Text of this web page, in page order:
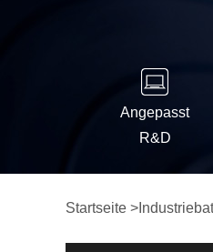
Angepasst
R&D
Startseite >